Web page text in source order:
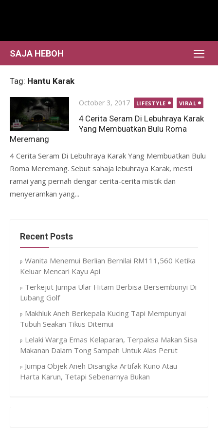
SAJA HEBOH
Tag: Hantu Karak
Posted
on
October 3, 2017 LIFESTYLE VIRAL
4 Cerita Seram Di Lebuhraya Karak
Yang Membuatkan Bulu Roma
Meremang
4 Cerita Seram Di Lebuhraya Karak Yang Membuatkan Bulu
Roma Meremang. Sebut sahaja lebuhraya Karak, mesti
ramai yang pernah dengar cerita-cerita mistik dan
menyeramkan yang...
Recent Posts
Wanita Menemui Berlian Bernilai RM111,560 Ketika
Keluar Mencari Kayu Api
Terkejut Jumpa Ular Hitam Berbisa Bersembunyi Di
Lubang Golf
Makhluk Aneh Berkepala Kucing Tapi Mempunyai
Tubuh Seakan Tikus Ditemui
Lelaki Warga Emas Kelaparan, Terpaksa Makan Sisa
Makanan Dalam Tong Sampah Untuk Alas Perut
Jumpa Objek Aneh Disangka Artifak Kuno Atau
Harta Karun, Tetapi Sebenarnya Bukan